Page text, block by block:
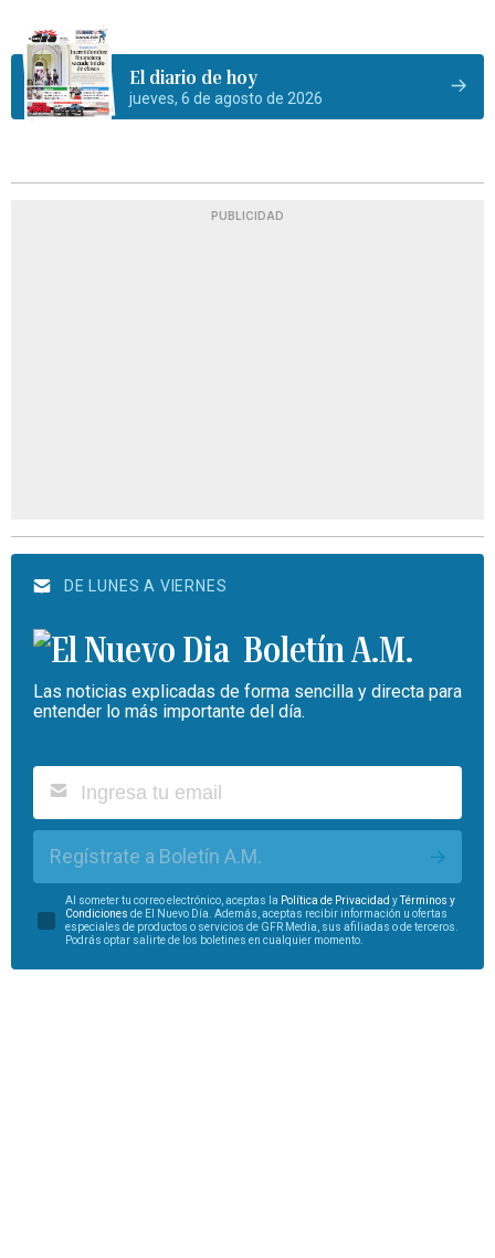
El diario de hoy
jueves, 6 de agosto de 2026
PUBLICIDAD
DE LUNES A VIERNES
Boletín A.M.
Las noticias explicadas de forma sencilla y directa para
entender lo más importante del día.
Regístrate a Boletín A.M.
Al someter tu correo electrónico, aceptas la Política de Privacidad yTérminos y
Condiciones de El Nuevo Día. Además, aceptas recibir información u ofertas
especiales de productos o servicios de GFR Media, sus afiliadas o de terceros.
Podrás optar salirte de los boletines en cualquier momento.